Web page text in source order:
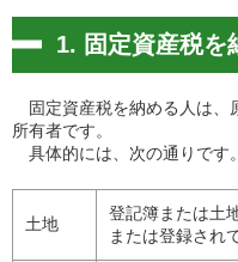
1. 固定資産税を
固定資産税を納める人は、
所有者です。
具体的には、次の通りです。
土地
登記簿または土
または登録され